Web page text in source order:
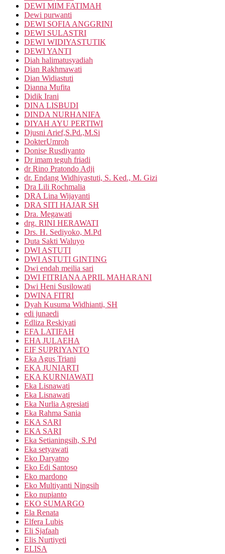
DEWI MIM FATIMAH
Dewi purwanti
DEWI SOFIA ANGGRINI
DEWI SULASTRI
DEWI WIDIYASTUTIK
DEWI YANTI
Diah halimatusyadiah
Dian Rakhmawati
Dian Widiastuti
Dianna Mufita
Didik Irani
DINA LISBUDI
DINDA NURHANIFA
DIYAH AYU PERTIWI
Djusni Arief,S.Pd.,M.Si
DokterUmroh
Donise Rusdiyanto
Dr imam teguh friadi
dr Rino Pratondo Adji
dr. Endang Widhiyastuti, S. Ked., M. Gizi
Dra Lili Rochmalia
DRA Lina Wijayanti
DRA SITI HAJAR SH
Dra. Megawati
drg. RINI HERAWATI
Drs. H. Sediyoko, M.Pd
Duta Sakti Waluyo
DWI ASTUTI
DWI ASTUTI GINTING
Dwi endah meilia sari
DWI FITRIANA APRIL MAHARANI
Dwi Heni Susilowati
DWINA FITRI
Dyah Kusuma Widhianti, SH
edi junaedi
Edliza Reskiyati
EFA LATIFAH
EHA JULAEHA
EIF SUPRIYANTO
Eka Agus Triani
EKA JUNIARTI
EKA KURNIAWATI
Eka Lisnawati
Eka Lisnawati
Eka Nurlia Agresiati
Eka Rahma Sania
EKA SARI
EKA SARI
Eka Setianingsih, S.Pd
Eka setyawati
Eko Daryatno
Eko Edi Santoso
Eko mardono
Eko Multiyanti Ningsih
Eko nupianto
EKO SUMARGO
Ela Renata
Elfera Lubis
Eli Sjafaah
Elis Nurtiyeti
ELISA